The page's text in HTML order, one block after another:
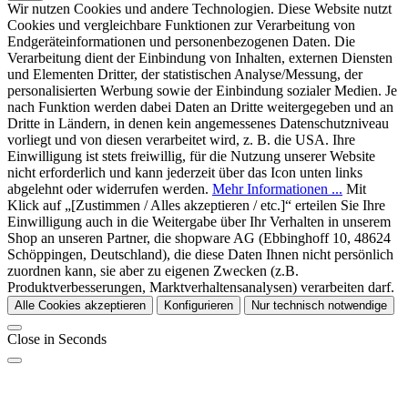
Wir nutzen Cookies und andere Technologien. Diese Website nutzt
Cookies und vergleichbare Funktionen zur Verarbeitung von
Endgeräteinformationen und personenbezogenen Daten. Die
Verarbeitung dient der Einbindung von Inhalten, externen Diensten
und Elementen Dritter, der statistischen Analyse/Messung, der
personalisierten Werbung sowie der Einbindung sozialer Medien. Je
nach Funktion werden dabei Daten an Dritte weitergegeben und an
Dritte in Ländern, in denen kein angemessenes Datenschutzniveau
vorliegt und von diesen verarbeitet wird, z. B. die USA. Ihre
Einwilligung ist stets freiwillig, für die Nutzung unserer Website
nicht erforderlich und kann jederzeit über das Icon unten links
abgelehnt oder widerrufen werden. Mehr Informationen ... Mit
Klick auf „[Zustimmen / Alles akzeptieren / etc.]“ erteilen Sie Ihre
Einwilligung auch in die Weitergabe über Ihr Verhalten in unserem
Shop an unseren Partner, die shopware AG (Ebbinghoff 10, 48624
Schöppingen, Deutschland), die diese Daten Ihnen nicht persönlich
zuordnen kann, sie aber zu eigenen Zwecken (z.B.
Produktverbesserungen, Marktverhaltensanalysen) verarbeiten darf.
Alle Cookies akzeptieren Konfigurieren Nur technisch notwendige
Close in Seconds